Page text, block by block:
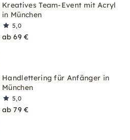
Kreatives Team-Event mit Acryl
in München
5,0
ab 69 €
Handlettering für Anfänger in
München
5,0
ab 79 €